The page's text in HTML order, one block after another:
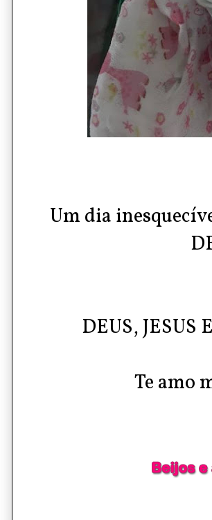
Um dia
DEUS, JESUS
Te amo